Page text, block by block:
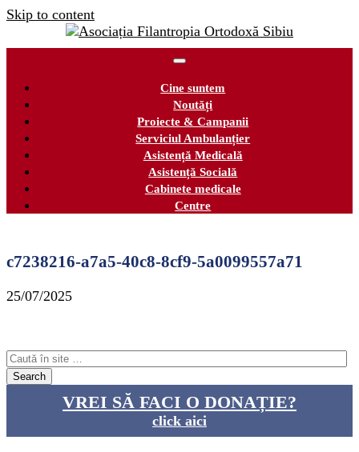
Skip to content
Cine suntem
Noutăți
Proiecte & Campanii
Serviciul Ambulanțier
Asistență Medicală
Asistență Socială
Cabinete medicale
Centre
c7238216-a7a5-40c8-8cf9-5a0099557a71
25/07/2025
VREI SĂ FACI O DONAȚIE?
click aici